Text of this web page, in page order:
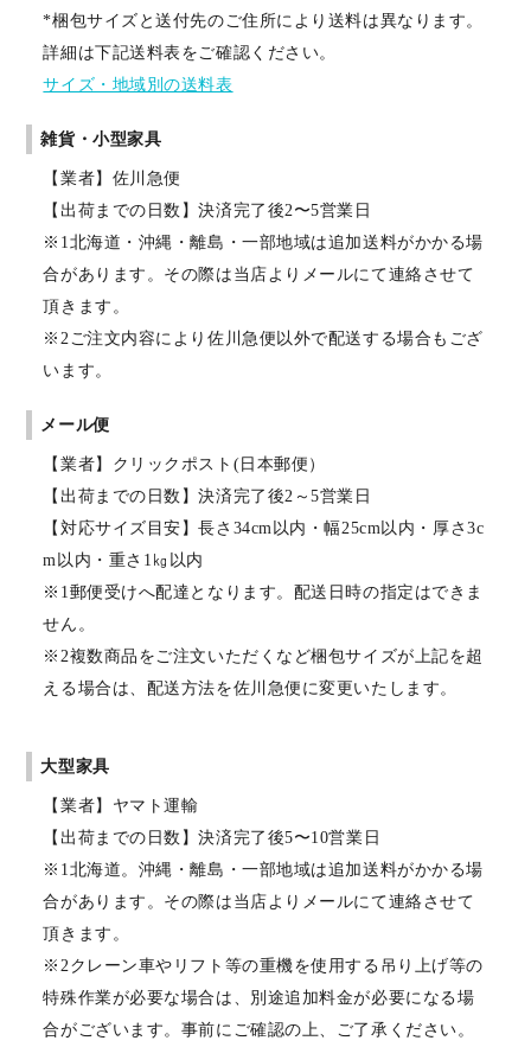
*梱包サイズと送付先のご住所により送料は異なります。
詳細は下記送料表をご確認ください。
サイズ・地域別の送料表
雑貨・小型家具
【業者】佐川急便
【出荷までの日数】決済完了後2〜5営業日
※1北海道・沖縄・離島・一部地域は追加送料がかかる場
合があります。その際は当店よりメールにて連絡させて
頂きます。
※2ご注文内容により佐川急便以外で配送する場合もござ
います。
メール便
【業者】クリックポスト(日本郵便）
【出荷までの日数】決済完了後2～5営業日
【対応サイズ目安】長さ34cm以内・幅25cm以内・厚さ3c
m以内・重さ1㎏以内
※1郵便受けへ配達となります。配送日時の指定はできま
せん。
※2複数商品をご注文いただくなど梱包サイズが上記を超
える場合は、配送方法を佐川急便に変更いたします。
大型家具
【業者】ヤマト運輸
【出荷までの日数】決済完了後5〜10営業日
※1北海道。沖縄・離島・一部地域は追加送料がかかる場
合があります。その際は当店よりメールにて連絡させて
頂きます。
※2クレーン車やリフト等の重機を使用する吊り上げ等の
特殊作業が必要な場合は、別途追加料金が必要になる場
合がございます。事前にご確認の上、ご了承ください。